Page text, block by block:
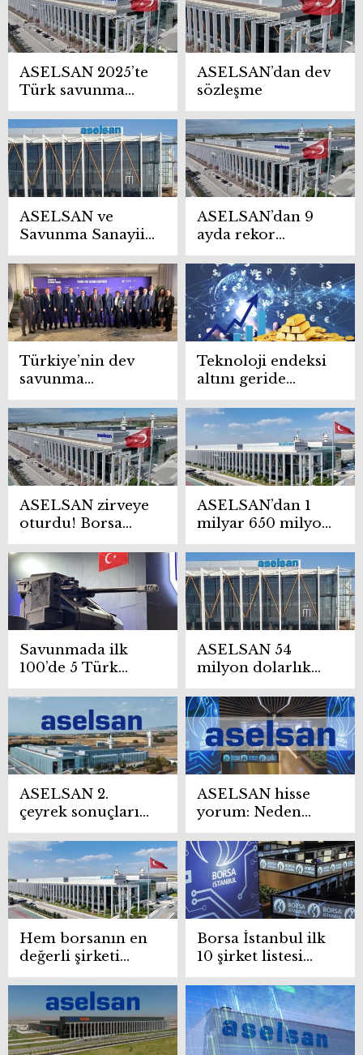
ASELSAN 2025’te
Türk savunma
sanayisinde rekor
piyasa değerine
ulaştı
ASELSAN’dan dev
sözleşme
ASELSAN ve
Savunma Sanayii
Başkanlığı’ndan
yeni sözleşme
ASELSAN’dan 9
ayda rekor
performans:
Siparişler 17,9
milyar dolara
ulaştı
Türkiye’nin dev
savunma
şirketlerinden
Kanada çıkarması
Teknoloji endeksi
altını geride
bıraktı
ASELSAN zirveye
oturdu! Borsa
İstanbul’da 1
trilyon lirayı aşan
ilk şirket
ASELSAN’dan 1
milyar 650 milyon
avroluk dev
anlaşma
Savunmada ilk
100’de 5 Türk
şirketi
ASELSAN 54
milyon dolarlık
ihracat sözleşmesi
imzaladı
ASELSAN 2.
çeyrek sonuçları
belli oldu: 2025
hisse hedef
fiyatları açıklandı
ASELSAN hisse
yorum: Neden
yükseliyor?
Hem borsanın en
değerli şirketi
hem de savunma
teknolojisinin!
ASELSAN
yatırımcıların
dikkatini çekiyor
Borsa İstanbul ilk
10 şirket listesi
değişti! Aselsan,
Garanti BBVA’yı
geride bıraktı